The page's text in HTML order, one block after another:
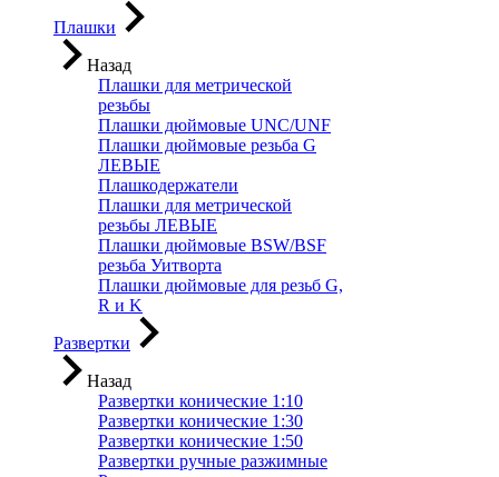
Плашки
Назад
Плашки для метрической
резьбы
Плашки дюймовые UNC/UNF
Плашки дюймовые резьба G
ЛЕВЫЕ
Плашкодержатели
Плашки для метрической
резьбы ЛЕВЫЕ
Плашки дюймовые BSW/BSF
резьба Уитворта
Плашки дюймовые для резьб G,
R и K
Развертки
Назад
Развертки конические 1:10
Развертки конические 1:30
Развертки конические 1:50
Развертки ручные разжимные